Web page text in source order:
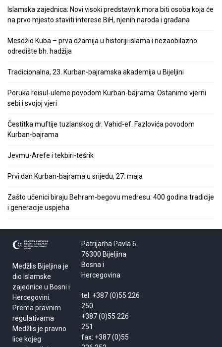
Islamska zajednica: Novi visoki predstavnik mora biti osoba koja će
na prvo mjesto staviti interese BiH, njenih naroda i građana
Mesdžid Kuba – prva džamija u historiji islama i nezaobilazno
odredište bh. hadžija
Tradicionalna, 23. Kurban-bajramska akademija u Bijeljini
Poruka reisul-uleme povodom Kurban-bajrama: Ostanimo vjerni
sebi i svojoj vjeri
Čestitka muftije tuzlanskog dr. Vahid-ef. Fazlovića povodom
Kurban-bajrama
Jevmu-Arefe i tekbiri-tešrik
Prvi dan Kurban-bajrama u srijedu, 27. maja
Zašto učenici biraju Behram-begovu medresu: 400 godina tradicije
i generacije uspjeha
Medžlis Bijeljina je
dio Islamske
zajednice u Bosni i
Hercegovini.
Prema pravnim
regulativama
Medžlis je pravno
lice kojeg
Patrijarha Pavla 6
76300 Bijeljina
Bosna i
Hercegovina
tel: +387 (0)55 226
250
+387 (0)55 226
251
fax: +387 (0)55